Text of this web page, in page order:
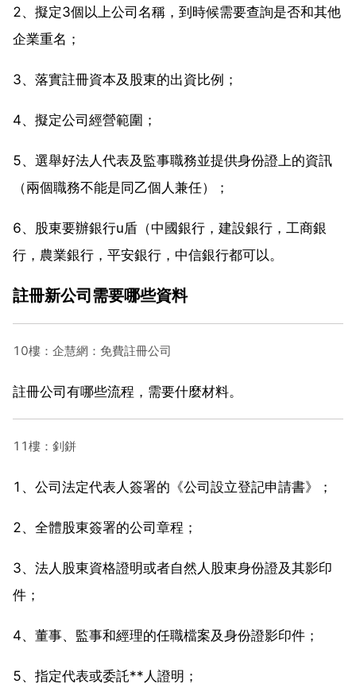
2、擬定3個以上公司名稱，到時候需要查詢是否和其他
企業重名；
3、落實註冊資本及股東的出資比例；
4、擬定公司經營範圍；
5、選舉好法人代表及監事職務並提供身份證上的資訊
（兩個職務不能是同乙個人兼任）；
6、股東要辦銀行u盾（中國銀行，建設銀行，工商銀
行，農業銀行，平安銀行，中信銀行都可以。
註冊新公司需要哪些資料
10樓：企慧網：免費註冊公司
註冊公司有哪些流程，需要什麼材料。
11樓：釗鉼
1、公司法定代表人簽署的《公司設立登記申請書》；
2、全體股東簽署的公司章程；
3、法人股東資格證明或者自然人股東身份證及其影印
件；
4、董事、監事和經理的任職檔案及身份證影印件；
5、指定代表或委託**人證明；